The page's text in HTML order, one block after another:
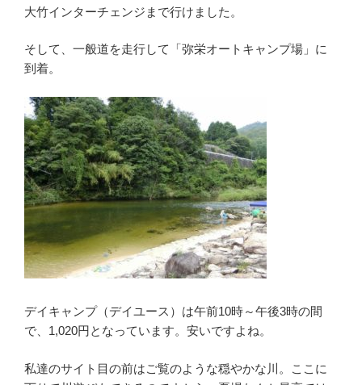
大竹インターチェンジまで行けました。
そして、一般道を走行して「弥栄オートキャンプ場」に
到着。
デイキャンプ（デイユース）は午前10時～午後3時の間
で、1,020円となっています。安いですよね。
私達のサイト目の前はご覧のような穏やかな川。ここに